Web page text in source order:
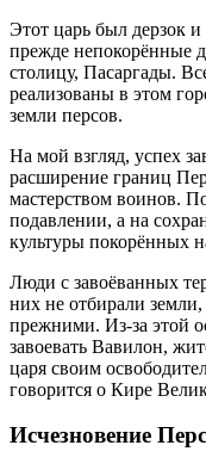
Этот царь был дерзок
прежде непокорённые
столицу, Пасаргады.
реализованы в этом
земли персов.
На мой взгляд, успех
расширение границ
мастерством воинов.
подавлении, а на
культуры покорённых
Люди с завоёванных
них не отбирали
прежними. Из-за этой
завоевать Вавилон,
царя своим
говорится о Кире
Исчезновение